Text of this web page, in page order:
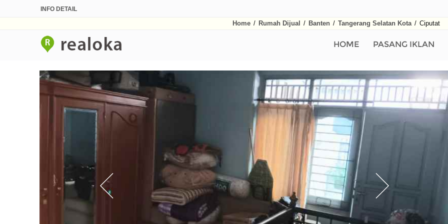
INFO DETAIL
Home / Rumah Dijual / Banten / Tangerang Selatan Kota / Ciputat
HOME PASANG IKLAN